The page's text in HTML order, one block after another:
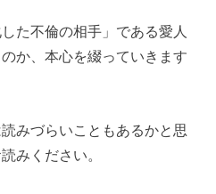
た不倫の相手」である愛人
か、本心を綴っていきます
みづらいこともあるかと思
みください。